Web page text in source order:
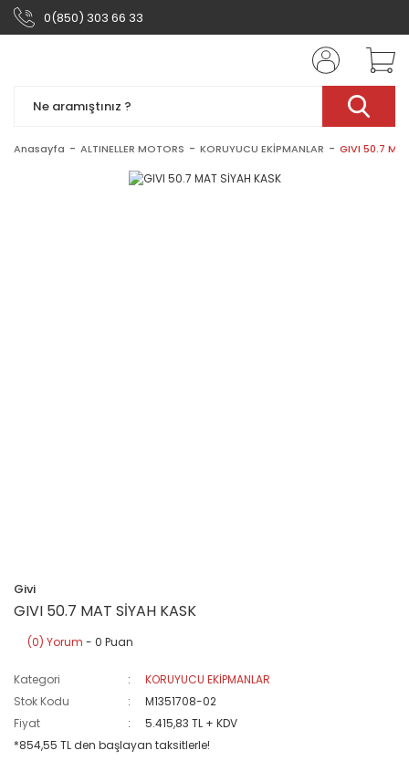
0(850) 303 66 33
Anasayfa ALTINELLER MOTORS KORUYUCU EKİPMANLAR GIVI 50.7
Givi
GIVI 50.7 MAT SİYAH KASK
(0) Yorum - 0 Puan
Kategori
KORUYUCU EKİPMANLAR
Stok Kodu
M1351708-02
Fiyat
5.415,83 TL + KDV
*854,55 TL den başlayan taksitlerle!